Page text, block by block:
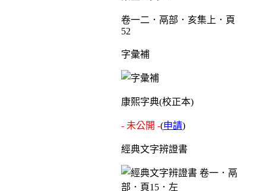
卷一二．鬲部．亥集上．頁
52
字彙補
康熙字典(校正本)
- 未公開 -(申請)
經典文字辨證書